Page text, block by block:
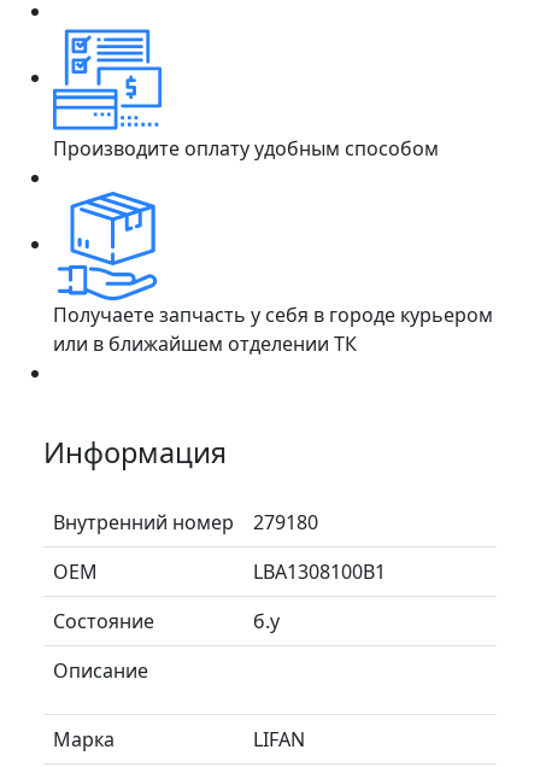
Производите оплату удобным способом
Получаете запчасть у себя в городе курьером
или в ближайшем отделении ТК
Информация
Внутренний номер
279180
ОЕМ
LBA1308100B1
Состояние
б.у
Описание
Марка
LIFAN